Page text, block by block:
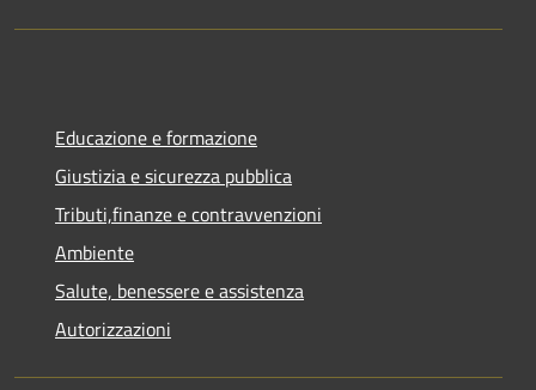
Educazione e formazione
Giustizia e sicurezza pubblica
Tributi,finanze e contravvenzioni
Ambiente
Salute, benessere e assistenza
Autorizzazioni